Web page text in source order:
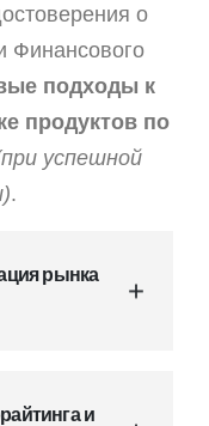
о
Финансового
подходы к
продуктов по
успешной
.
рынка
и